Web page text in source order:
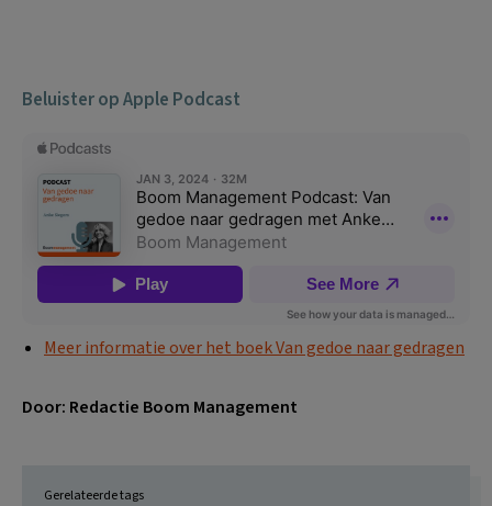
Beluister op Apple Podcast
Meer informatie over het boek Van gedoe naar gedragen
Door: Redactie Boom Management
Gerelateerde tags